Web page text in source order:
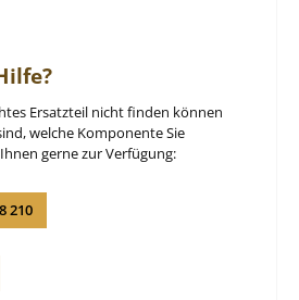
Ersatzteil nicht finden können
welche Komponente Sie
gerne zur Verfügung:
210